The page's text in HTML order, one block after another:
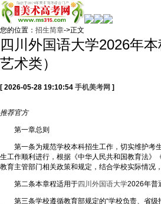
您的位置： 招生简章->正文
四川外国语大学2026年
艺术类）
[ 2026-05-28 19:10:54 手机美考网 ]
推荐官方
第一章总则
第一条为规范学校本科招生工作，切实维护考
生工作顺利进行，根据《中华人民共和国教育法》
教育主管部门相关政策和规定，结合学校实际情况
第二条本章程适用于四川外国语大学2026年普
第三条学校遵循教育部规定的“学校负责、省级